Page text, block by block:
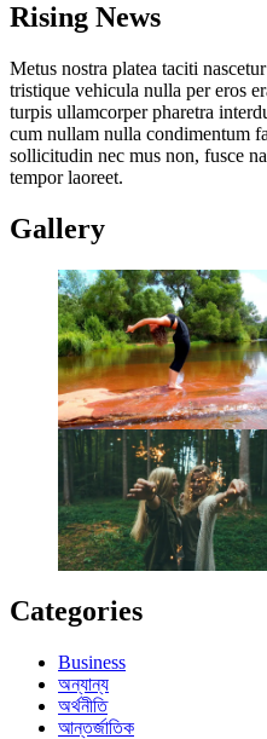
Rising News
Metus nostra platea taciti
tristique vehicula nulla per eros
turpis ullamcorper pharetra
cum nullam nulla condimentum
sollicitudin nec mus non, fusce
tempor laoreet.
Gallery
Categories
Business
অন্যান্য
অর্থনীতি
আন্তর্জাতিক